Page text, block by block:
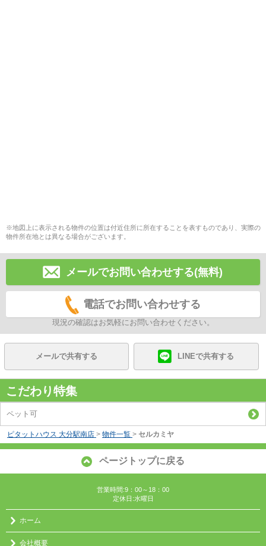
※地図上に表示される物件の位置は付近住所に所在することを表すものであり、実際の
物件所在地とは異なる場合がございます。
メールでお問い合わせする(無料)
電話でお問い合わせする
現況の確認はお気軽にお問い合わせください。
メールで共有する LINEで共有する
こだわり特集
ペット可
ピタットハウス 大分駅南店 > 物件一覧 > セルカミヤ
ページトップに戻る
営業時間:9：00～18：00
定休日:水曜日
ホーム
会社概要